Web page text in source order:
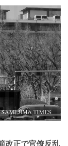
改正で官僚反乱